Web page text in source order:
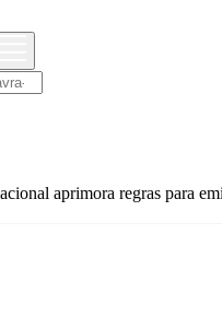
aprimora regras para